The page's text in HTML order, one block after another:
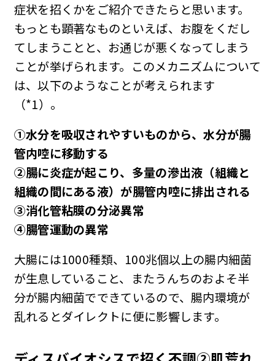
症状を招くかをご紹介できたらと思います。
もっとも顕著なものといえば、お腹をくだし
てしまうことと、お通じが悪くなってしまう
ことが挙げられます。このメカニズムについて
は、以下のようなことが考えられます
（*1）。
①水分を吸収されやすいものから、水分が腸
管内啌に移動する
②腸に炎症が起こり、多量の滲出液（組織と
組織の間にある液）が腸管内啌に排出される
③消化管粘膜の分泌異常
④腸管運動の異常
大腸には1000種類、100兆個以上の腸内細菌
が生息していること、またうんちのおよそ半
分が腸内細菌でできているので、腸内環境が
乱れるとダイレクトに便に影響します。